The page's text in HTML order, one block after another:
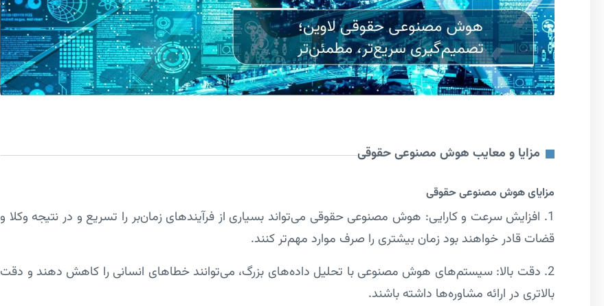
مزایا و معایب هوش مصنوعی حقوقی
مزایای هوش مصنوعی حقوقی
1. افزایش سرعت و کارایی: هوش مصنوعی حقوقی می‌تواند بسیاری از فرآیندهای زمان‌بر را تسریع و در نتیجه وکلا و
قضات قادر خواهند بود زمان بیشتری را صرف موارد مهم‌تر کنند.
2. دقت بالا: سیستم‌های هوش مصنوعی با تحلیل داده‌های بزرگ، می‌توانند خطاهای انسانی را کاهش دهند و دقت
بالاتری در ارائه مشاوره‌ها داشته باشند.